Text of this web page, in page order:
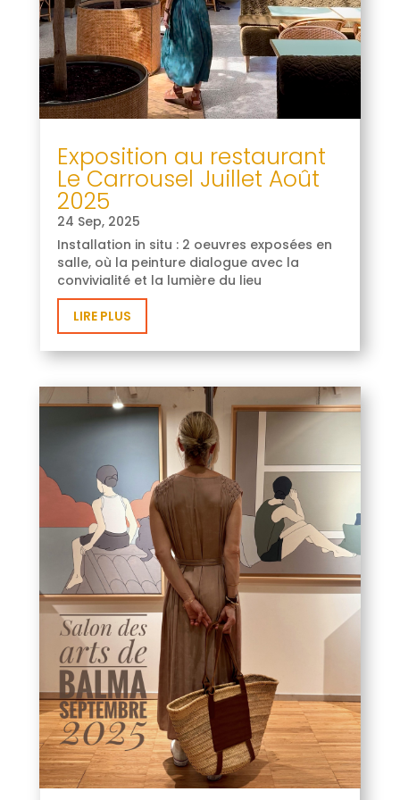
Exposition au restaurant
Le Carrousel Juillet Août
2025
24 Sep, 2025
Installation in situ : 2 oeuvres exposées en
salle, où la peinture dialogue avec la
convivialité et la lumière du lieu
LIRE PLUS